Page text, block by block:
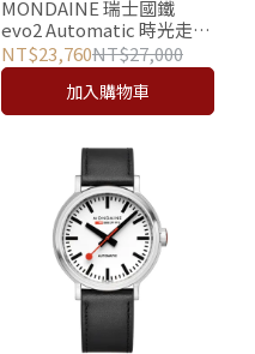
MONDAINE 瑞士國鐵
evo2 Automatic 時光走廊
自動機械錶 - 40mm /
40610LBV
NT$23,760NT$27,000
加入購物車